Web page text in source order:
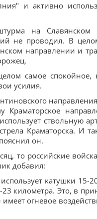
и активно
на Славянском
не проводил. В
направлении и
самое
усилия.
Краматорское
ствольную
Краматорска. И
он.
то российские
добавил:
катушки 15-
километра. Это, в
огневое